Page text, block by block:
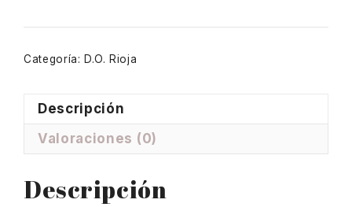
Categoría: D.O. Rioja
Descripción
Valoraciones (0)
Descripción